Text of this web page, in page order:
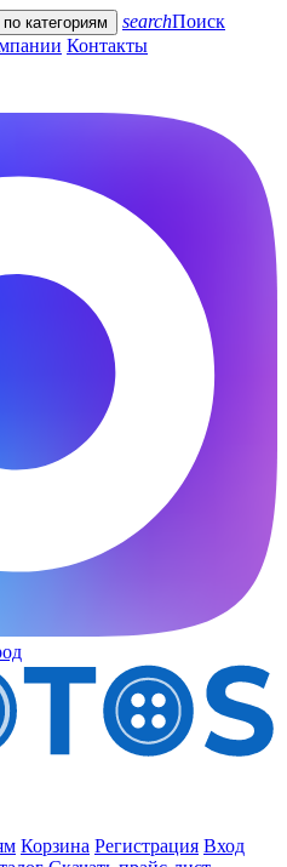
по категориям searchПоиск
Контакты
Корзина Регистрация Вход